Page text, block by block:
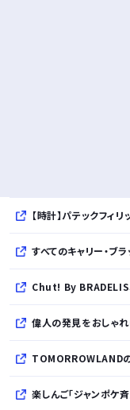
【時計】パテックフィ
すべてのキャリー・ブラッドシ
Chut! By BRADELIS、西武渋谷店
偉人の発見をおしゃれに身につけよう！ ニュート
TOMORROWLANDの新レー
楽しんご「ジャンポケ斉藤さんを貶めた女は